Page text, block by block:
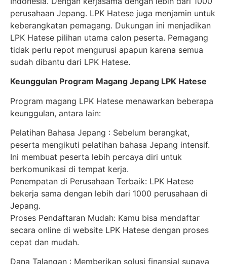
perusahaan Jepang. LPK Hatese juga menjamin untuk
keberangkatan pemagang. Dukungan ini menjadikan
LPK Hatese pilihan utama calon peserta. Pemagang
tidak perlu repot mengurusi apapun karena semua
sudah dibantu dari LPK Hatese.
Keunggulan Program Magang Jepang LPK Hatese
Program magang LPK Hatese menawarkan beberapa
keunggulan, antara lain:
Pelatihan Bahasa Jepang : Sebelum berangkat,
peserta mengikuti pelatihan bahasa Jepang intensif.
Ini membuat peserta lebih percaya diri untuk
berkomunikasi di tempat kerja.
Penempatan di Perusahaan Terbaik: LPK Hatese
bekerja sama dengan lebih dari 1000 perusahaan di
Jepang.
Proses Pendaftaran Mudah: Kamu bisa mendaftar
secara online di website LPK Hatese dengan proses
cepat dan mudah.
Dana Talangan : Memberikan solusi finansial supaya